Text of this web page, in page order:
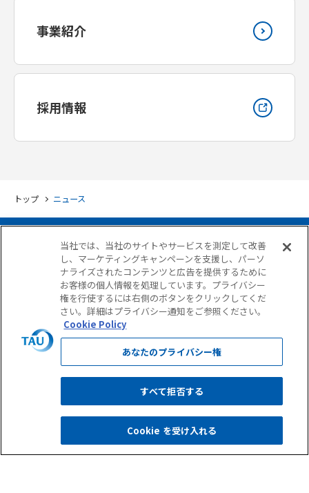
事業紹介
採用情報
トップ ニュース
サイト使用条件個人情報保護について
GDPRに準拠した個人情報保護方針反社会勢力に対する基本方針
情報セキュリティ基本方針古物営業法に基づく表示
当社では、当社のサイトやサービスを測定して改善
し、マーケティングキャンペーンを支援し、パーソ
ナライズされたコンテンツと広告を提供するために
お客様の個人情報を処理しています。プライバシー
権を行使するには右側のボタンをクリックしてくだ
さい。詳細はプライバシー通知をご参照ください。
Cookie Policy
あなたのプライバシー権
すべて拒否する
Cookie を受け入れる